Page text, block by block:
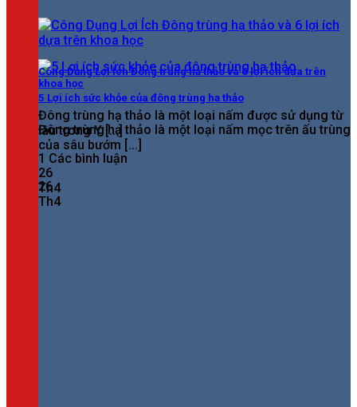
5 Lợi ích sức khỏe của đông trùng hạ thảo
Đông trùng hạ thảo là một loại nấm mọc trên ấu trùng
của sâu bướm [...]
26
Th4
Công Dụng Lợi Ích Đông trùng hạ thảo và 6 lợi ích dựa trên
khoa học
Đông trùng hạ thảo là một loại nấm được sử dụng từ
lâu trong Y [...]
1 Các bình luận
26
Th4